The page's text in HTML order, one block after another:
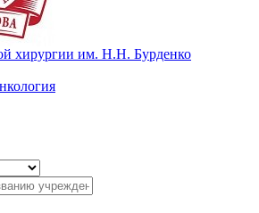
хирургии им. Н.Н. Бурденко